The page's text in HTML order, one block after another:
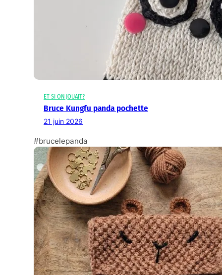
ET SI ON JOUAIT?
Bruce Kungfu panda pochette
21 juin 2026
#brucelepanda